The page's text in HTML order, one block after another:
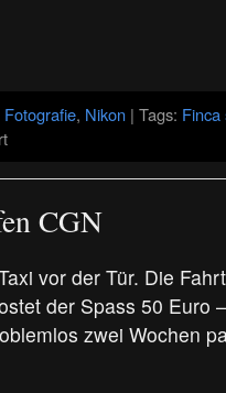
Fotografie, Nikon | Tags: Finca
Glücklich
CGN
vor der Tür. Die
der Spass 50
zwei Wochen